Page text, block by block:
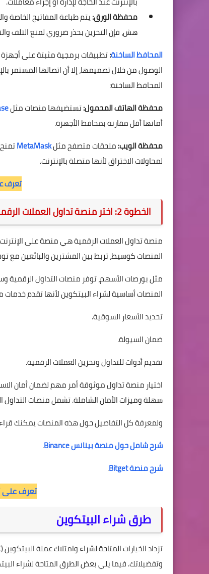
محفظة الورق:
هش، فإن التخزين بحذر ضروري لمنع التلف
المحافظ الساخنة:تطبيقات برمجية مثبتة على أجهزة
الوصول من خلال تصميمها، إلا أن اتصالها المستمر
المحافظ الساخنة:
محفظة الهاتف المحمول:تستضيفها منصات مثل
أمانها أقل مقارنة بمحافظ الأجهزة.
محفظة الويب:ملحقات متصفح مثلMetaMask
لمحاولات الاختراق لأنها متصلة بالإنترنت.
تعرف
الخطوة 2: اختر منصة تداول العملات الرقمية
منصة تداول العملات الرقمية هي منصة على
المنصات كوسيط، تربط بين المشترين والبائعين مع
مثل بورصات الأسهم، توفر منصات التداول الرقمية
المنصات أساسية لشراء البيتكوين لأنها تقدم
تحديد الأسعار السوقية.
ضمان السيولة.
تقديم أدوات للتداول وتخزين العملات الرقمية.
اختيار منصة تداول موثوقة أمر مهم لضمان أمان
سهلة وميزات الأمان الشاملة. تشمل منصات التداول
ولمعرفة كل التفاصيل حول هذه المنصات يمكنك قراءة
شرح شامل حول منصة بينانس Binance
.
شرح منصة Bitget
.
تعرف على
طرق شراء البيتكوين
وتفضيلاتك. فيما يلي بعض الطرق المتاحة لشراء